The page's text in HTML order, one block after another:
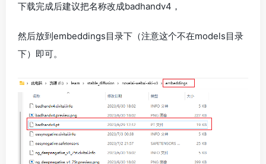
下载完成后建议把名称改成badhandv4，
然后放到embeddings目录下（注意这个不在models目录
下）即可。